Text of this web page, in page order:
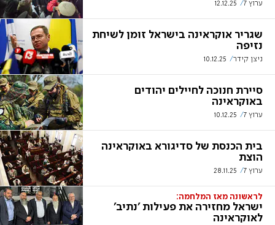
ערוץ 7 12.12.25
שגריר אוקראינה בישראל זומן לשיחת
נזיפה
ניצן קידר 10.12.25
סיירת חנוכה לחיילים יהודים
באוקראינה
ערוץ 7 10.12.25
בית הכנסת של סדיגורא באוקראינה
הוצת
ערוץ 7 28.11.25
לראשונה מאז המלחמה:
ישראל מחזירה את פעילות 'נתיב'
לאוקראינה